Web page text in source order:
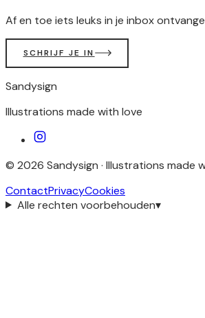
Af en toe iets leuks in je inbox
SCHRIJF JE IN
Sandysign
Illustrations made with love
© 2026 Sandysign · Illustrations made
ContactPrivacyCookies
Alle rechten voorbehouden▾